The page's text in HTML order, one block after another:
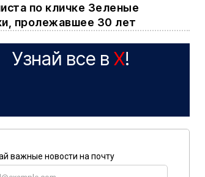
по кличке Зеленые
пролежавшее 30 лет
Узнай все в X!